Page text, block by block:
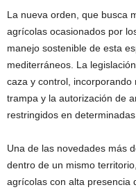
La nueva orden, que busca
agrícolas ocasionados por
manejo sostenible de esta
mediterráneos. La
caza y control,
trampa y la autorización de
restringidos en determinadas
Una de las novedades más
dentro de un mismo
agrícolas con alta presencia